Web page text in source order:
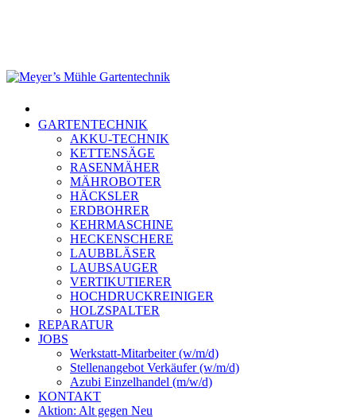
GARTENTECHNIK
AKKU-TECHNIK
KETTENSÄGE
RASENMÄHER
MÄHROBOTER
HÄCKSLER
ERDBOHRER
KEHRMASCHINE
HECKENSCHERE
LAUBBLÄSER
LAUBSAUGER
VERTIKUTIERER
HOCHDRUCKREINIGER
HOLZSPALTER
REPARATUR
JOBS
Werkstatt-Mitarbeiter (w/m/d)
Stellenangebot Verkäufer (w/m/d)
Azubi Einzelhandel (m/w/d)
KONTAKT
Aktion: Alt gegen Neu